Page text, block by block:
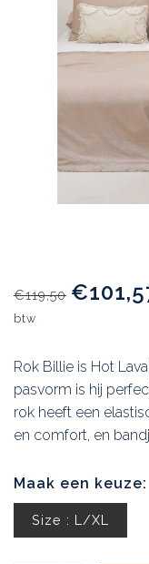
€119,50
btw
Rok Billie is Hot
pasvorm is hij
rok heeft een
en comfort, en
Maak een keuze:
Size : L/XL